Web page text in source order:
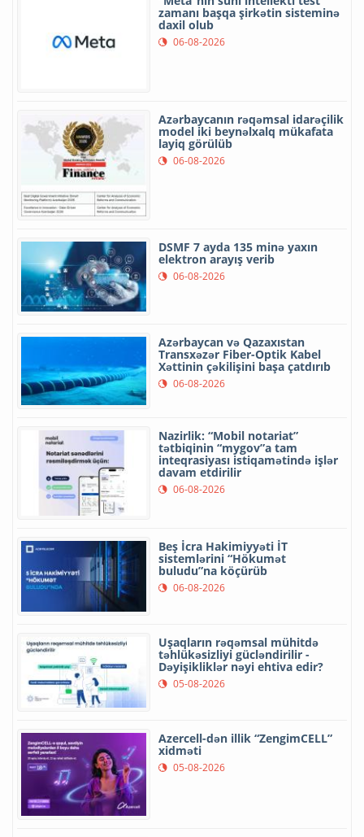
zamanı başqa şirkətin sisteminə
daxil olub
06-08-2026
Azərbaycanın rəqəmsal idarəçilik
model iki beynəlxalq mükafata
layiq görülüb
06-08-2026
DSMF 7 ayda 135 minə yaxın
elektron arayış verib
06-08-2026
Azərbaycan və Qazaxıstan
Transxəzər Fiber-Optik Kabel
Xəttinin çəkilişini başa çatdırıb
06-08-2026
Nazirlik: “Mobil notariat”
tətbiqinin “mygov”a tam
inteqrasiyası istiqamətində işlər
davam etdirilir
06-08-2026
Beş İcra Hakimiyyəti İT
sistemlərini “Hökumət
buludu”na köçürüb
06-08-2026
Uşaqların rəqəmsal mühitdə
təhlükəsizliyi gücləndirilir -
Dəyişikliklər nəyi ehtiva edir?
05-08-2026
Azercell-dən illik “ZengimCELL”
xidməti
05-08-2026